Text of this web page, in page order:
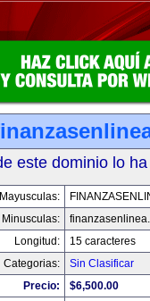
este dominio lo
Mayusculas:
Minusculas:
Longitud:
15 caracteres
Categorias:
Sin Clasificar
Precio:
$6,500.00